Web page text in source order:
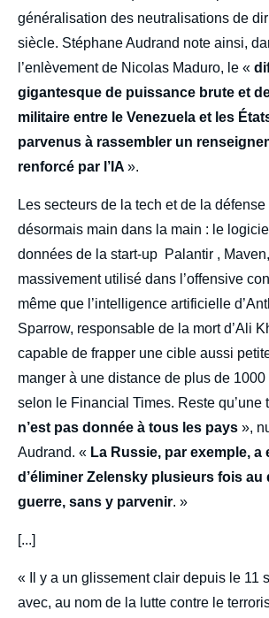
généralisation des neutralisations de
siècle. Stéphane Audrand note ainsi,
l’enlèvement de Nicolas Maduro, le «
gigantesque de puissance brute et
militaire entre le Venezuela et les
parvenus à rassembler un
renforcé par l’IA ».
Les secteurs de la tech et de la
désormais main dans la main : le
données de la start-up Palantir ,
massivement utilisé dans l’offensive
même que l’intelligence artificielle
Sparrow, responsable de la mort d’Ali
capable de frapper une cible aussi
manger à une distance de plus de 1000
selon le Financial Times. Reste qu’une
n’est pas donnée à tous les pays »,
Audrand. « La Russie, par exemple, a
d’éliminer Zelensky plusieurs fois au
guerre, sans y parvenir. »
[...]
« Il y a un glissement clair depuis le 11
avec, au nom de la lutte contre le